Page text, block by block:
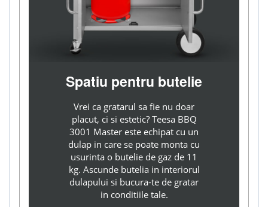
Spatiu pentru butelie
Vrei ca gratarul sa fie nu doar
placut, ci si estetic? Teesa BBQ
3001 Master este echipat cu un
dulap in care se poate monta cu
usurinta o butelie de gaz de 11
kg. Ascunde butelia in interiorul
dulapului si bucura-te de gratar
in conditiile tale.